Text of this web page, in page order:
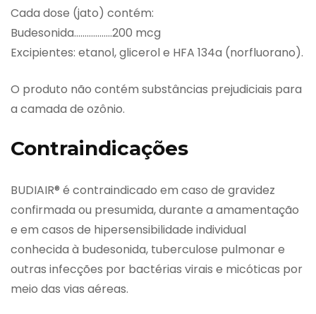
Cada dose (jato) contém:
Budesonida………………200 mcg
Excipientes: etanol, glicerol e HFA 134a (norfluorano).
O produto não contém substâncias prejudiciais para
a camada de ozônio.
Contraindicações
BUDIAIR® é contraindicado em caso de gravidez
confirmada ou presumida, durante a amamentação
e em casos de hipersensibilidade individual
conhecida à budesonida, tuberculose pulmonar e
outras infecções por bactérias virais e micóticas por
meio das vias aéreas.